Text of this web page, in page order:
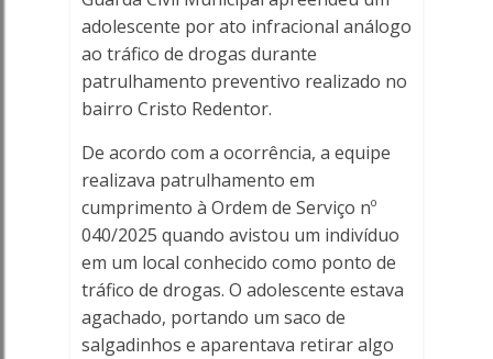
Porto
Ferreira
Online
-
Porto
Ferreira
Online
adolescente por ato infracional análogo
ao tráfico de drogas durante
patrulhamento preventivo realizado no
bairro Cristo Redentor.
De acordo com a ocorrência, a equipe
realizava patrulhamento em
cumprimento à Ordem de Serviço nº
040/2025 quando avistou um indivíduo
em um local conhecido como ponto de
tráfico de drogas. O adolescente estava
agachado, portando um saco de
salgadinhos e aparentava retirar algo